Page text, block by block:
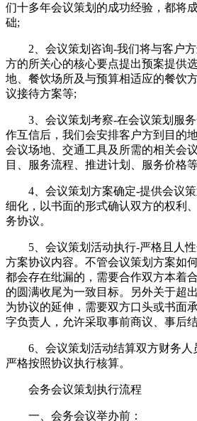
们十多年会议策划的成功经验，都将
础;
2、会议策划咨询-我们将与客户方
方的所关心的核心要点提出预案提供
地、餐饮场所及与预算相适应的餐饮
议接待方案等;
3、会议策划考察-在会议策划服务
作互信后，我们会安排客户方到目的
会议场地、交通工具及所需的相关会
目、服务流程、推进计划、服务价格
4、会议策划方案确定-提供会议策
细化，以书面的形式确认双方的权利
务协议。
5、会议策划活动执行-严格且人性
方案协议内容。不管会议策划方案如
都会存在纰漏的，需要合作双方本着
的圆满收尾为一致目标。另外关于超
为协议的延伸，需要双方口头或书面
字负责人，允许采取事前商议、事后
6、会议策划活动结算双方财务人
严格按照协议执行核算。
会务会议策划执行流程
一、会务会议举办前：